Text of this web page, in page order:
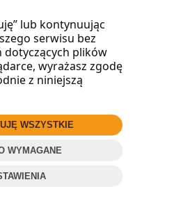
lub kontynuując
serwisu bez
dotyczących plików
wyrażasz zgodę
z niniejszą
WSZYSTKIE
WYMAGANE